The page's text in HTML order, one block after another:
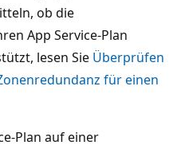
ob die
App Service-Plan
lesen Sie Überprüfen
für einen
Plan auf einer